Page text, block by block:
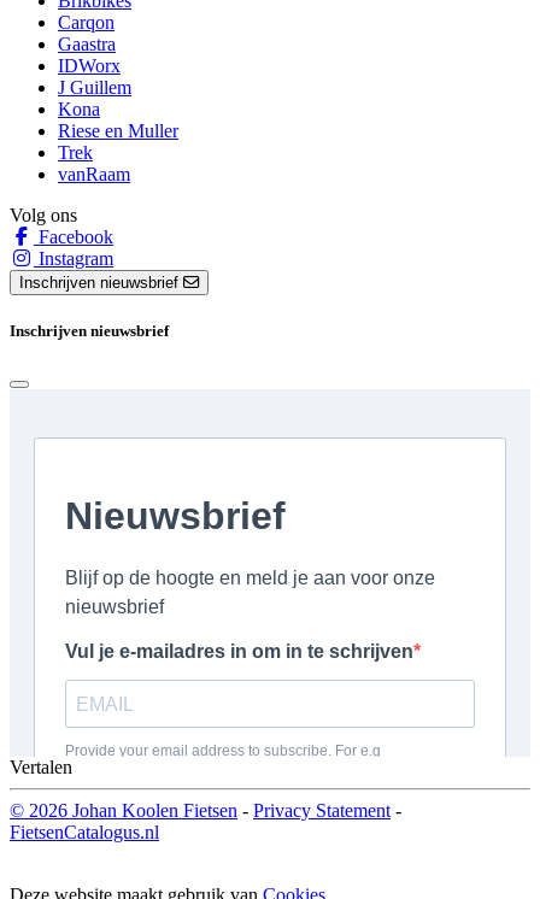
Carqon
Gaastra
IDWorx
J Guillem
Kona
Riese en Muller
Trek
vanRaam
Volg ons
Facebook
Instagram
Inschrijven nieuwsbrief
Inschrijven nieuwsbrief
Vertalen
© 2026 Johan Koolen Fietsen - Privacy Statement -
FietsenCatalogus.nl